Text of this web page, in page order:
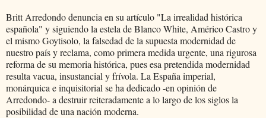
Britt Arredondo denuncia en su artículo "La irrealidad histórica
española" y siguiendo la estela de Blanco White, Américo Castro y
el mismo Goytisolo, la falsedad de la supuesta modernidad de
nuestro país y reclama, como primera medida urgente, una rigurosa
reforma de su memoria histórica, pues esa pretendida modernidad
resulta vacua, insustancial y frívola. La España imperial,
monárquica e inquisitorial se ha dedicado -en opinión de
Arredondo- a destruir reiteradamente a lo largo de los siglos la
posibilidad de una nación moderna.